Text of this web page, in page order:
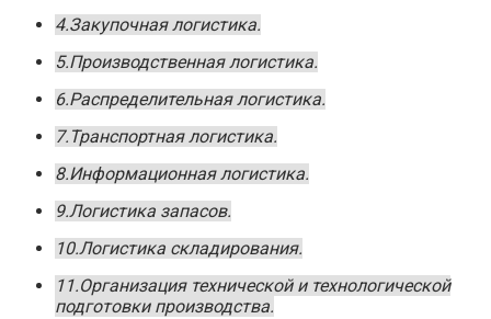
4.Закупочная логистика.
5.Производственная логистика.
6.Распределительная логистика.
7.Транспортная логистика.
8.Информационная логистика.
9.Логистика запасов.
10.Логистика складирования.
11.Организация технической и технологической
подготовки производства.